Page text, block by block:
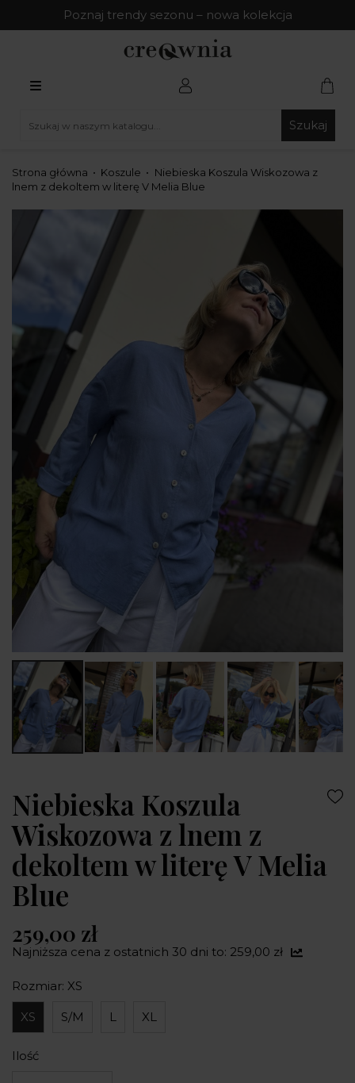
Poznaj trendy sezonu – nowa kolekcja
Szukaj
Strona główna Koszule
Niebieska Koszula Wiskozowa z
lnem z dekoltem w literę V Melia Blue
Niebieska Koszula
Wiskozowa z lnem z
dekoltem w literę V Melia
Blue
259,00 zł
Najniższa cena z ostatnich 30 dni to: 259,00 zł
Rozmiar: XS
XS S/M L XL
Ilość